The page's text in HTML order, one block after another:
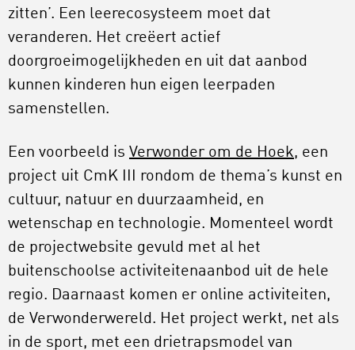
zitten’. Een leerecosysteem moet dat
veranderen. Het creëert actief
doorgroeimogelijkheden en uit dat aanbod
kunnen kinderen hun eigen leerpaden
samenstellen.
Een voorbeeld is Verwonder om de Hoek, een
project uit CmK III rondom de thema’s kunst en
cultuur, natuur en duurzaamheid, en
wetenschap en technologie. Momenteel wordt
de projectwebsite gevuld met al het
buitenschoolse activiteitenaanbod uit de hele
regio. Daarnaast komen er online activiteiten,
de Verwonderwereld. Het project werkt, net als
in de sport, met een drietrapsmodel van